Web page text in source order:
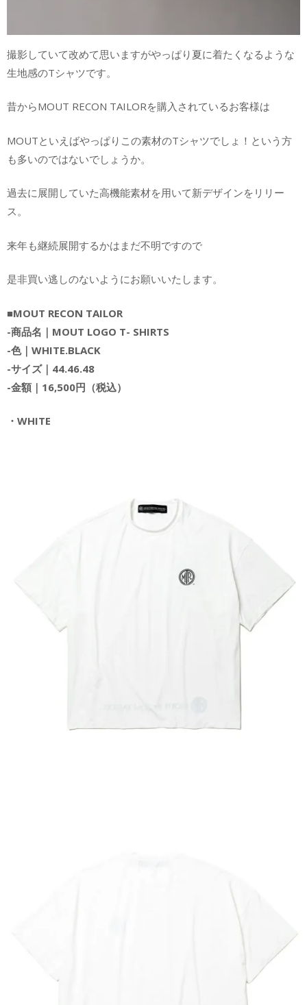
撮影していて改めて思いますがやっぱり夏に着たくなるような
生地感のTシャツです。
昔からMOUT RECON TAILORを購入されているお客様は
MOUTといえばやっぱりこの素材のTシャツでしょ！という方
も多いのではないでしょうか。
過去に展開していた高機能素材を用いて新デザインをリリー
ス。
来年も継続展開するかはまだ不明ですので
是非買い逃しのないようにお願いいたします。
■MOUT RECON TAILOR
-商品名｜MOUT LOGO T- SHIRTS
-色｜WHITE.BLACK
-サイズ｜44.46.48
-金額｜16,500円（税込）
・WHITE